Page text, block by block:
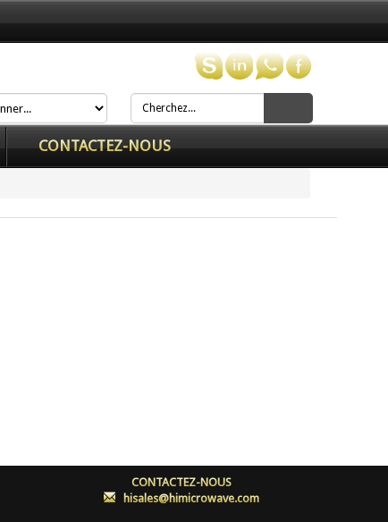
CONTACTEZ-NOUS
CONTACTEZ-NOUS
:hisales@himicrowave.com